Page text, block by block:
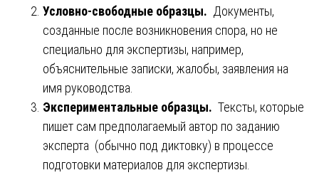
Условно-свободные образцы. Документы,
созданные после возникновения спора, но не
специально для экспертизы, например,
объяснительные записки, жалобы, заявления на
имя руководства.
Экспериментальные образцы. Тексты, которые
пишет сам предполагаемый автор по заданию
эксперта (обычно под диктовку) в процессе
подготовки материалов для экспертизы.